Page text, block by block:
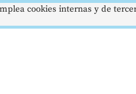
cookies internas y de